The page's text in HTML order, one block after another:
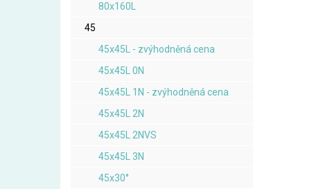
80x160L
45
45x45L - zvýhodněná cena
45x45L 0N
45x45L 1N - zvýhodněná cena
45x45L 2N
45x45L 2NVS
45x45L 3N
45x30°